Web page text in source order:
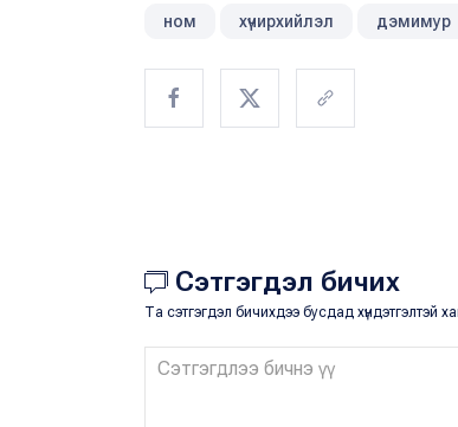
ном хүчирхийлэл дэмимур
Сэтгэгдэл бичих
Та сэтгэгдэл бичихдээ бусдад хүндэтгэлтэй